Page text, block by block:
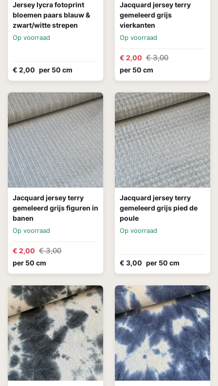
Jersey lycra fotoprint
bloemen paars blauw &
zwart/witte strepen
Op voorraad
€ 2,00 per 50 cm
Jacquard jersey terry
gemeleerd grijs
vierkanten
Op voorraad
€ 2,00 € 3,00
per 50 cm
Jacquard jersey terry
gemeleerd grijs figuren in
banen
Op voorraad
€ 2,00 € 3,00
per 50 cm
Jacquard jersey terry
gemeleerd grijs pied de
poule
Op voorraad
€ 3,00 per 50 cm